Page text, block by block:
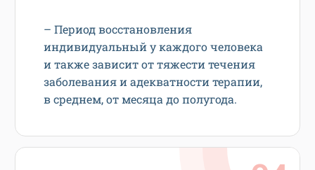
– Период восстановления
индивидуальный у каждого человека
и также зависит от тяжести течения
заболевания и адекватности терапии,
в среднем, от месяца до полугода.